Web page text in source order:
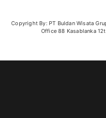
Copyright By: PT Buldan Wisata
Office 88 Kasablanka